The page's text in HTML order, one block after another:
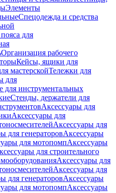
Элементы
Спецодежда и средства
для
Организация рабочего
Кейсы, ящики для
мастерскойТележки для
для
инструментальных
Стенды, держатели для
Аксессуары для
Аксессуары для
Аксессуары для
для генераторовАксессуары
для мотопомпАксессуары
для строительного
Аксессуары для
Аксессуары для
для генераторовАксессуары
для мотопомпАксессуары